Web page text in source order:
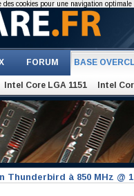
FORUM BASE
Intel Core LGA 1151 Intel
à 850 MHz @
des cookies pour une navigation